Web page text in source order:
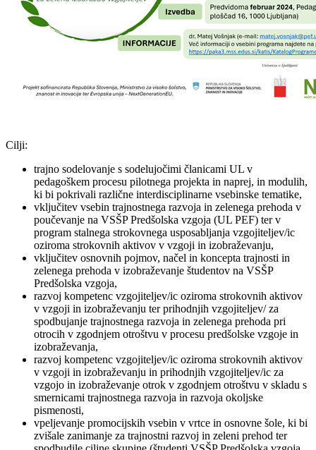
Cilji:
trajno sodelovanje s sodelujočimi članicami UL v
pedagoškem procesu pilotnega projekta in naprej, in modulih,
ki bi pokrivali različne interdisciplinarne vsebinske tematike,
vključitev vsebin trajnostnega razvoja in zelenega prehoda v
poučevanje na VSŠP Predšolska vzgoja (UL PEF) ter v
program stalnega strokovnega usposabljanja vzgojiteljev/ic
oziroma strokovnih aktivov v vzgoji in izobraževanju,
vključitev osnovnih pojmov, načel in koncepta trajnosti in
zelenega prehoda v izobraževanje študentov na VSŠP
Predšolska vzgoja,
razvoj kompetenc vzgojiteljev/ic oziroma strokovnih aktivov
v vzgoji in izobraževanju ter prihodnjih vzgojiteljev/ za
spodbujanje trajnostnega razvoja in zelenega prehoda pri
otrocih v zgodnjem otroštvu v procesu predšolske vzgoje in
izobraževanja,
razvoj kompetenc vzgojiteljev/ic oziroma strokovnih aktivov
v vzgoji in izobraževanju in prihodnjih vzgojiteljev/ic za
vzgojo in izobraževanje otrok v zgodnjem otroštvu v skladu s
smernicami trajnostnega razvoja in razvoja okoljske
pismenosti,
vpeljevanje promocijskih vsebin v vrtce in osnovne šole, ki bi
zvišale zanimanje za trajnostni razvoj in zeleni prehod ter